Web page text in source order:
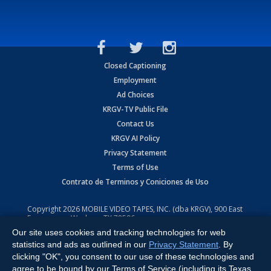
Closed Captioning
Employment
Ad Choices
KRGV-TV Public File
Contact Us
KRGV AI Policy
Privacy Statement
Terms of Use
Contrato de Terminos y Coniciones de Uso
Copyright2026 MOBILE VIDEO TAPES, INC. (dba KRGV), 900 East
Expressway, Weslaco, TX 78596.
All Rights Reserved. Powered by:Ruby Shore Software
Our site uses cookies and tracking technologies for web
statistics and ads as outlined in our Privacy Statement . By
clicking "OK", you consent to our use of these technologies and
agree to be bound by our Terms of Service (including its Texas